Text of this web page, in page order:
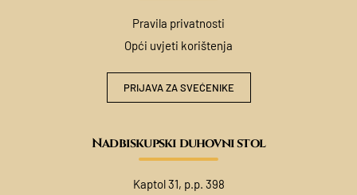
Pravila privatnosti
Opći uvjeti korištenja
PRIJAVA ZA SVEĆENIKE
Nadbiskupski duhovni stol
Kaptol 31, p.p. 398